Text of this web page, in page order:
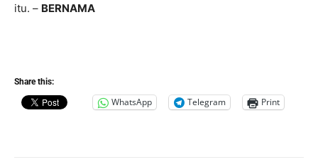
itu. – BERNAMA
Share this:
WhatsApp Telegram Print